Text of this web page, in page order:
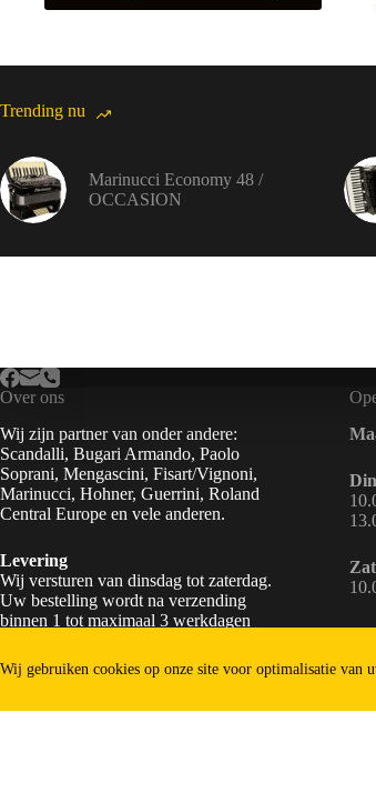
Wij gebruiken cookies op onze site voor optimalisatie van
Trending nu
Marinucci Economy 48 /
OCCASION
Over ons
Wij zijn partner van onder andere:
Scandalli, Bugari Armando, Paolo
Soprani, Mengascini, Fisart/Vignoni,
Marinucci, Hohner, Guerrini, Roland
Central Europe en vele anderen.
Levering
Wij versturen van dinsdag tot zaterdag.
Uw bestelling wordt na verzending
binnen 1 tot maximaal 3 werkdagen
goedgekeurde betaling voor 16.00 uur:
verzending op dezelfde dag.